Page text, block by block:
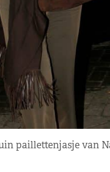
paillettenjasje van